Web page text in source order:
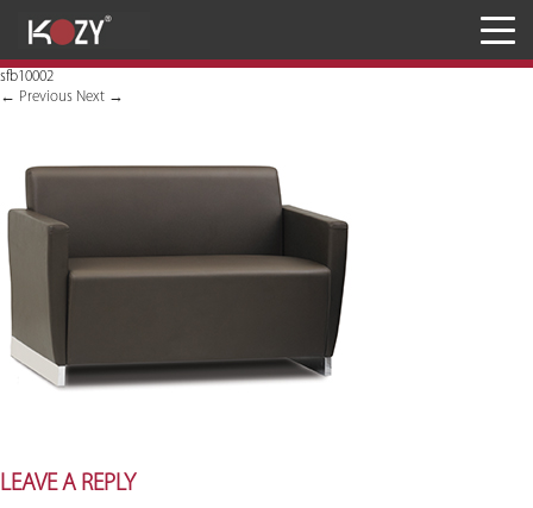
sfb10002
← Previous Next →
LEAVE A REPLY
Penyimpanan
JASA RANCANG & BANGUN